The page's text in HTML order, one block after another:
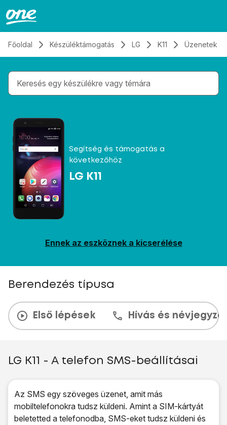
Főoldal Készüléktámogatás LG K11 Üzenetek
Gépelés közben megjelennek a keresési
Segítség és támogatás a
következőhöz
LG K11
Ennek az eszköznek a kicserélése
Berendezés típusa
Első lépések Hívás és
LG K11 - A telefon SMS-beállításai
Az SMS egy szöveges üzenet, amit más
mobiltelefonokra tudsz küldeni. Amint a SIM-kártyát
beletetted a telefonodba, SMS-eket tudsz küldeni és